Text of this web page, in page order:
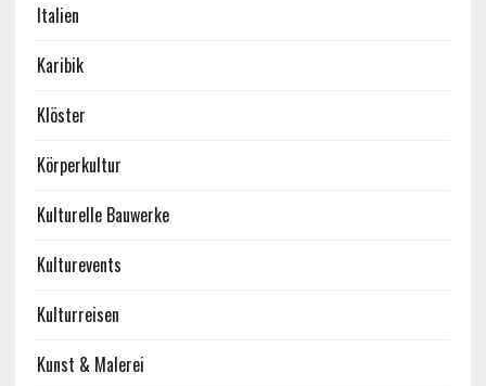
Italien
Karibik
Klöster
Körperkultur
Kulturelle Bauwerke
Kulturevents
Kulturreisen
Kunst & Malerei